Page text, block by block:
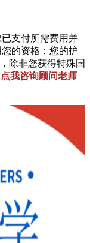
支付所需费用并
的资格；您的护
除非您获得特殊国
我咨询顾问老师